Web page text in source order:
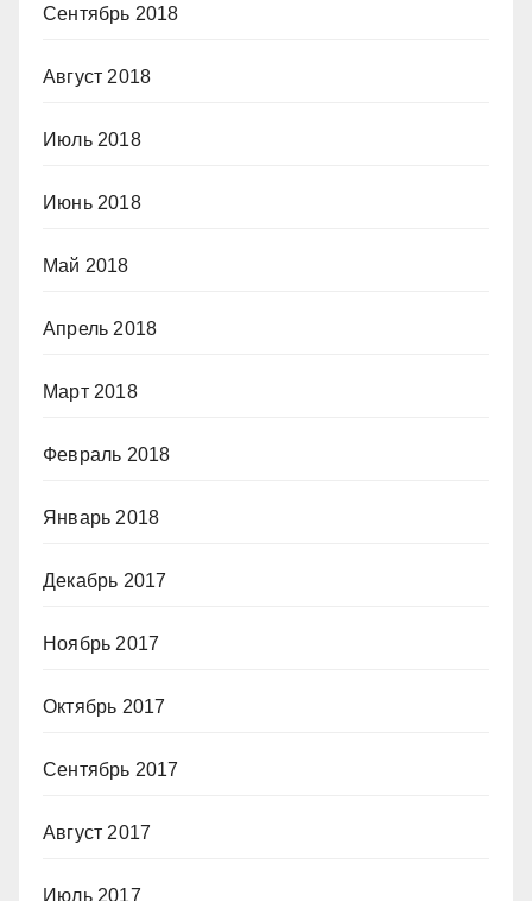
Сентябрь 2018
Август 2018
Июль 2018
Июнь 2018
Май 2018
Апрель 2018
Март 2018
Февраль 2018
Январь 2018
Декабрь 2017
Ноябрь 2017
Октябрь 2017
Сентябрь 2017
Август 2017
Июль 2017